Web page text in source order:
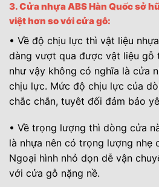
3. Cửa nhựa ABS Hàn Quốc sở
việt hơn so với cửa gỗ:
• Về độ chịu lực thì vật liệu
dàng vượt qua được vật liệu gỗ
như vậy không có nghĩa là cửa
chịu lực. Mức độ chịu lực của
chắc chắn, tuyêt đối đảm bảo
• Về trọng lượng thì dòng cửa
là nhựa nên có trọng lượng nhẹ
Ngoại hình nhỏ dọn dễ vận
với cửa gỗ nặng nề.